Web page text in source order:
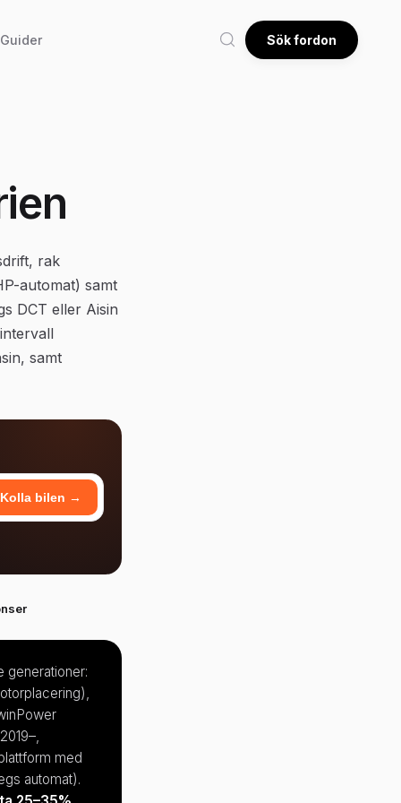
Guider Sök fordon
rak
automat) samt
DCT eller Aisin
samt
Kolla bilen →
generationer:
med
automat).